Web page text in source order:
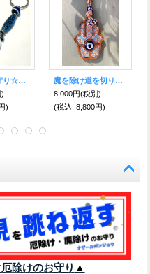
魔除けのお守り☆ナザールボンジュウキーホルダー A
)
魔を除け道を切り拓く！ナザールボンジュウ＆WOODハムサ お守り壁掛け飾り E
8,000円(税別)
(税込: 8,800円)
除けのお守り ▲